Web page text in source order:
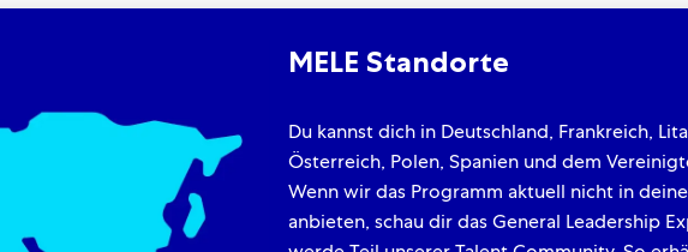
MELE Standorte
Du kannst dich in Deutschland, Frankreich,
Österreich, Polen, Spanien und dem
Wenn wir das Programm aktuell nicht in
anbieten, schau dir das General Leadership